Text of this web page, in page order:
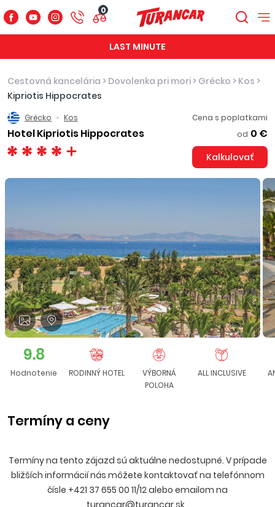
0
LAST MINUTE
Cestovná kancelária > Dovolenka pri mori > Grécko > Kos >
Kipriotis Hippocrates
Grécko Kos
Hotel Kipriotis Hippocrates
Cena s poplatkami
od 0 €
Kalkulovať
9.8
Hodnotenie RODINNÝ HOTEL
VÝBORNÁ
POLOHA
ALL INCLUSIVE
Termíny a ceny
Termíny na tento zájazd sú aktuálne nedostupné. V prípade
bližších informácií nás môžete kontaktovať na telefónnom
čísle +421 37 655 00 11/12 alebo emailom na
turancar@turancar.sk.